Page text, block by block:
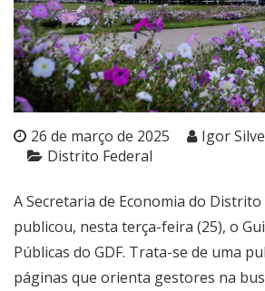
26 de março de 2025
Igor
Distrito Federal
A Secretaria de Economia do Distrito
publicou, nesta terça-feira (25), o
Públicas do GDF. Trata-se de uma
páginas que orienta gestores na